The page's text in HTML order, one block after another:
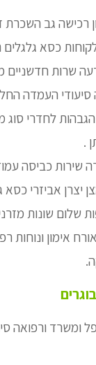
רכישה גב
כסא
שרות חדשניים
העמדה
הגבהות לחדרי
.
שירות כביסה
יצרן אביזרי
שלום שונות
אימון
ומשרד ורפואה